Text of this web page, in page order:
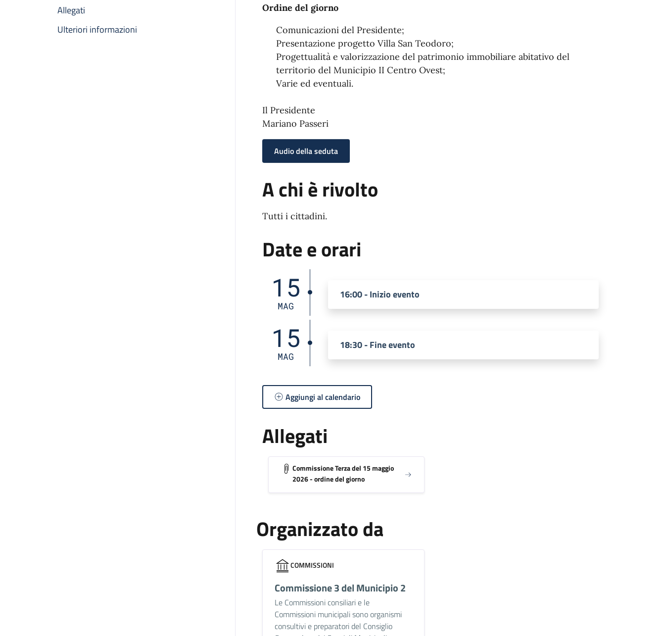
Allegati
Ulteriori informazioni
Ordine del giorno
Comunicazioni del Presidente;
Presentazione progetto Villa San Teodoro;
Progettualità e valorizzazione del patrimonio immobiliare abitativo del
territorio del Municipio II Centro Ovest;
Varie ed eventuali.
Il Presidente
Mariano Passeri
Audio della seduta
A chi è rivolto
Tutti i cittadini.
Date e orari
15
MAG
16:00 - Inizio evento
15
MAG
18:30 - Fine evento
Aggiungi al calendario
Allegati
Commissione Terza del 15 maggio
2026 - ordine del giorno
Organizzato da
COMMISSIONI
Commissione 3 del Municipio 2
Le Commissioni consiliari e le
Commissioni municipali sono organismi
consultivi e preparatori del Consiglio